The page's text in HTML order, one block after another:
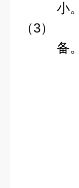
小。
（3）
备。